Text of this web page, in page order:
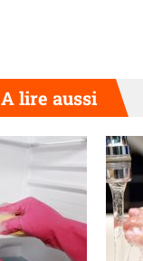
A lire aussi